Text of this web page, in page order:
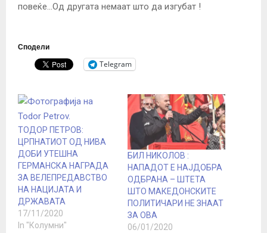
повеќе…Од другата немаат што да изгубат !
Сподели
Telegram
ТОДОР ПЕТРОВ:
ЦРПНАТИОТ ОД НИВА
ДОБИ УТЕШНА
ГЕРМАНСКА НАГРАДА
ЗА ВЕЛЕПРЕДАВСТВО
НА НАЦИЈАТА И
ДРЖАВАТА
17/11/2020
In "Колумни"
БИЛ НИКОЛОВ :
НАПАДОТ Е НАЈДОБРА
ОДБРАНА – ШТЕТА
ШТО МАКЕДОНСКИТЕ
ПОЛИТИЧАРИ НЕ ЗНААТ
ЗА ОВА
06/01/2020